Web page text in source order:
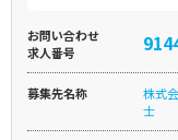
お問い合わせ
求人番号
募集先名称
株式
士